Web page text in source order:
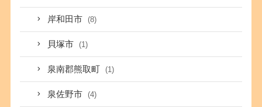
岸和田市 (8)
貝塚市 (1)
泉南郡熊取町 (1)
泉佐野市 (4)